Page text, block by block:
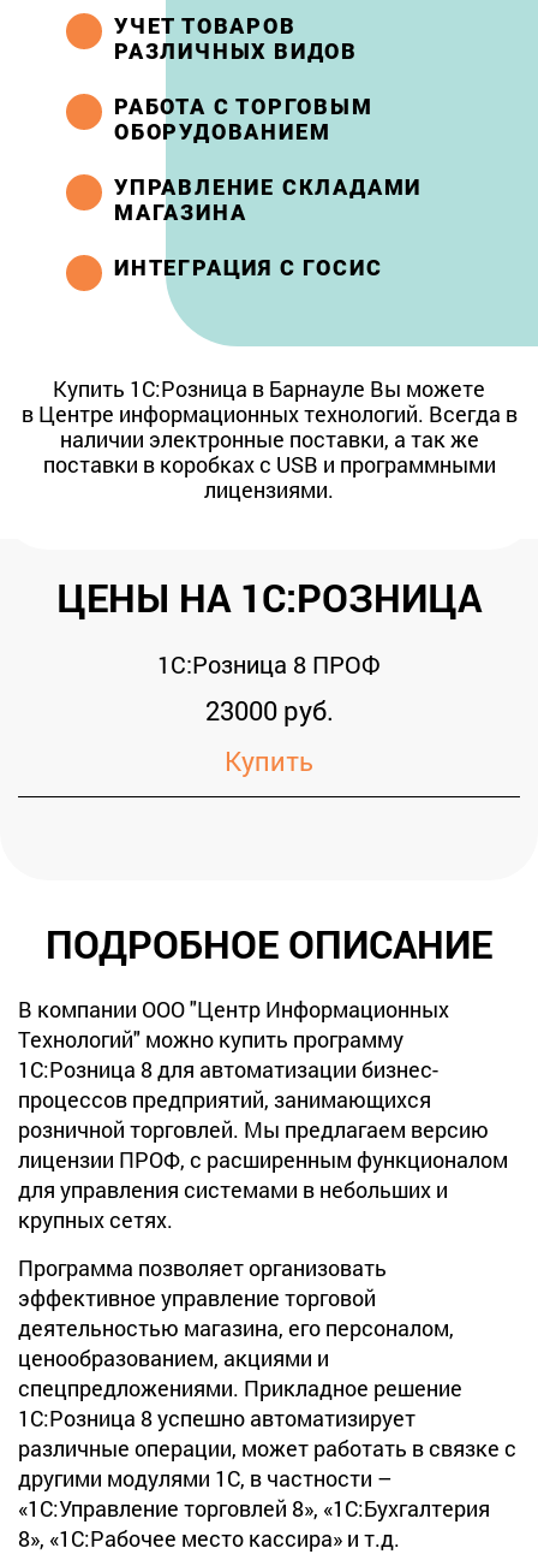
УЧЕТ ТОВАРОВ
РАЗЛИЧНЫХ ВИДОВ
РАБОТА С ТОРГОВЫМ
ОБОРУДОВАНИЕМ
УПРАВЛЕНИЕ СКЛАДАМИ
МАГАЗИНА
ИНТЕГРАЦИЯ С ГОСИС
Купить 1С:Розница в Барнауле Вы можете
в Центре информационных технологий. Всегда в
наличии электронные поставки, а так же
поставки в коробках с USB и программными
лицензиями.
ЦЕНЫ НА 1С:РОЗНИЦА
1С:Розница 8 ПРОФ
23000 руб.
Купить
ПОДРОБНОЕ ОПИСАНИЕ
В компании ООО "Центр Информационных
Технологий" можно купить программу
1С:Розница 8 для автоматизации бизнес-
процессов предприятий, занимающихся
розничной торговлей. Мы предлагаем версию
лицензии ПРОФ, с расширенным функционалом
для управления системами в небольших и
крупных сетях.
Программа позволяет организовать
эффективное управление торговой
деятельностью магазина, его персоналом,
ценообразованием, акциями и
спецпредложениями. Прикладное решение
1С:Розница 8 успешно автоматизирует
различные операции, может работать в связке с
другими модулями 1С, в частности –
«1С:Управление торговлей 8», «1С:Бухгалтерия
8», «1С:Рабочее место кассира» и т.д.